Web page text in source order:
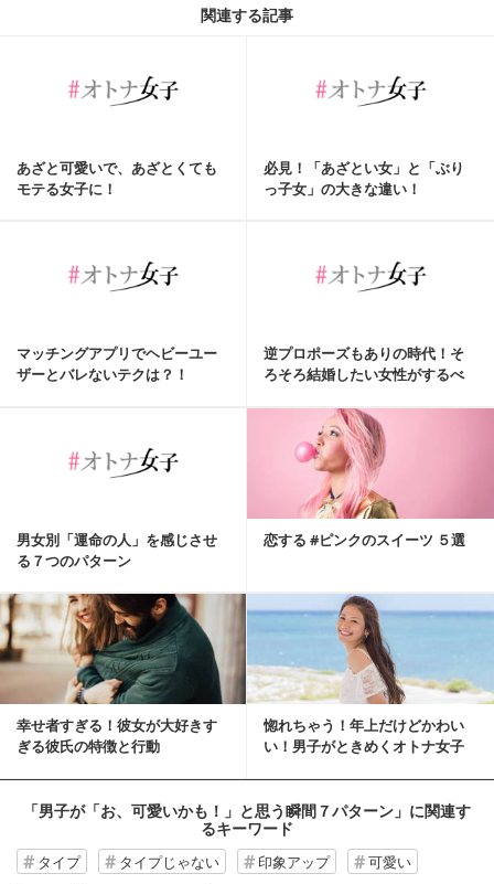
関連する記事
あざと可愛いで、あざとくても
モテる女子に！
必見！「あざとい女」と「ぶり
っ子女」の大きな違い！
マッチングアプリでヘビーユー
ザーとバレないテクは？！
逆プロポーズもありの時代！そ
ろそろ結婚したい女性がするべ
男女別「運命の人」を感じさせ
る７つのパターン
恋する #ピンクのスイーツ ５選
幸せ者すぎる！彼女が大好きす
ぎる彼氏の特徴と行動
惚れちゃう！年上だけどかわい
い！男子がときめくオトナ女子
「男子が「お、可愛いかも！」と思う瞬間７パターン」 に関連す
るキーワード
タイプ タイプじゃない 印象アップ
可愛い